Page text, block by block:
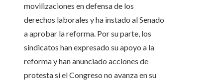
movilizaciones en defensa de los
derechos laborales y ha instado al Senado
a aprobar la reforma. Por su parte, los
sindicatos han expresado su apoyo a la
reforma y han anunciado acciones de
protesta si el Congreso no avanza en su